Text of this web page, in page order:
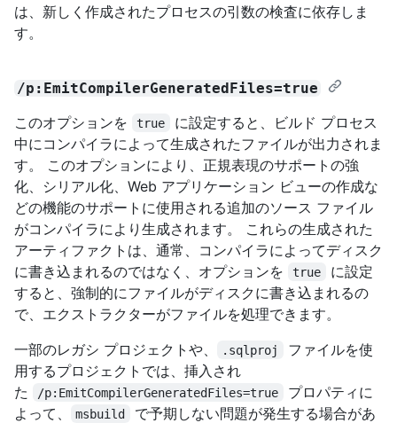
は、新しく作成されたプロセスの引数の検査に依存しま
す。
/p:EmitCompilerGeneratedFiles=true
このオプションを true
に設定すると、ビルド プロセス
中にコンパイラによって生成されたファイルが出力されま
す。 このオプションにより、正規表現のサポートの強
化、シリアル化、Web アプリケーション ビューの作成な
どの機能のサポートに使用される追加のソース ファイル
がコンパイラにより生成されます。 これらの生成された
アーティファクトは、通常、コンパイラによってディスク
に書き込まれるのではなく、オプションを
true
に設定
すると、強制的にファイルがディスクに書き込まれるの
で、エクストラクターがファイルを処理できます。
一部のレガシ プロジェクトや、
.sqlproj
ファイルを使
用するプロジェクトでは、挿入され
た
/p:EmitCompilerGeneratedFiles=true
プロパティに
よって、
msbuild
で予期しない問題が発生する場合があ